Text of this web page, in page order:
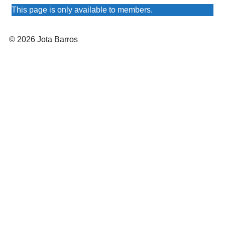
This page is only available to members.
© 2026 Jota Barros